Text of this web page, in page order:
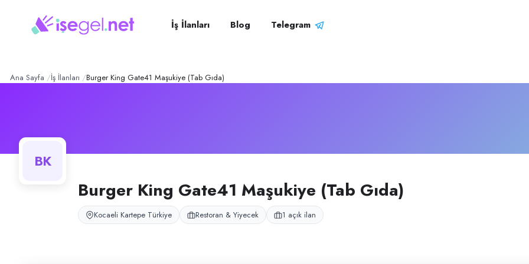
King Gate41 Maşukiye (TAB Gıda) – Şirket
TAB Gıda A.Ş. bünyesinde faaliyet gösteren Gate41 Maşukiye Burger King şubesi, Kocaeli Kartepe'de hizmet veren restoran; servis ve
pozisyonlar
Servis Elemanı
İş İlanları Blog Telegram
Ana Sayfa İş İlanları Burger King Gate41 Maşukiye (Tab Gıda)
BK
Burger King Gate41 Maşukiye (Tab Gıda)
Kocaeli Kartepe Türkiye Restoran & Yiyecek 1 açık ilan